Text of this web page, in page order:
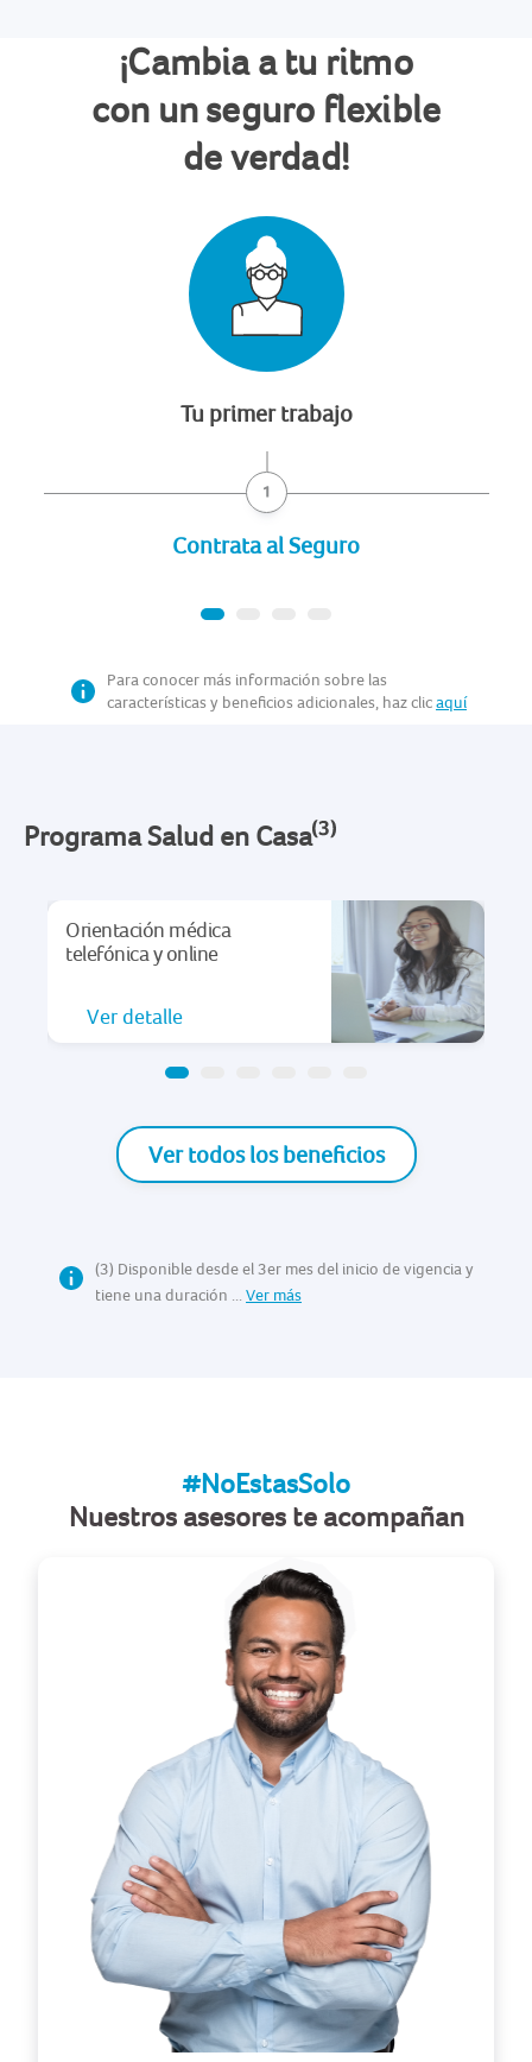
¡Cambia a tu ritmo
con un seguro flexible
de verdad!
Tu primer trabajo
Contrata al Seguro
Para conocer más información sobre las
características y beneficios adicionales, haz clicaquí
Programa Salud en Casa
Orientación médica
telefónica y online
Ver detalle
Ver todos los beneficios
(3) Disponible desde el 3er mes del inicio de vigencia y
tiene una duración ... Ver más
#NoEstasSolo
Nuestros asesores te acompañan